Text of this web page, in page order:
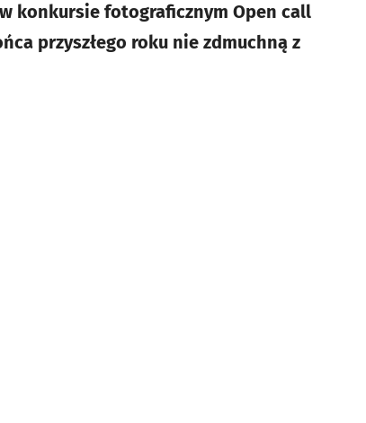
konkursie fotograficznym Open call
przyszłego roku nie zdmuchną z